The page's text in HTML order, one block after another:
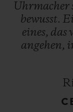
Uhrmacher
bewusst.
eines, das
angehen,